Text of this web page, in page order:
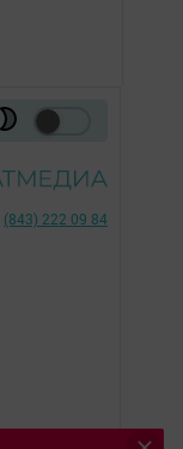
(843) 222 09 84